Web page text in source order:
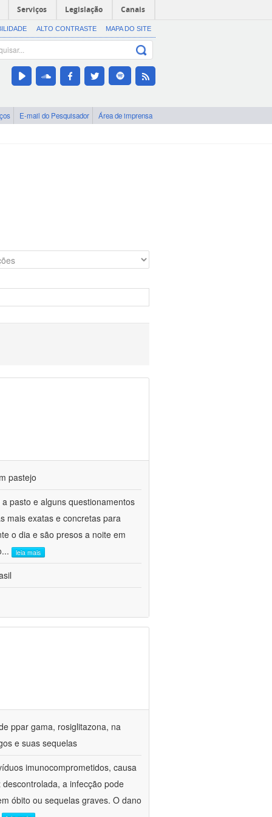
Serviços Legislação Canais
ALTO CONTRASTE MAPA DO SITE
E-mail do Pesquisador Área de imprensa
pastejo
pasto e alguns questionamentos
mais exatas e concretas para
o dia e são presos a noite em
... leia mais
ppar gama, rosiglitazona, na
e suas sequelas
imunocomprometidos, causa
a infecção pode
óbito ou sequelas graves. O dano